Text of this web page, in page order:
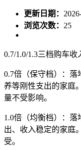
更新日期：
浏览次数： 25
0.7/1.0/1.3三档购车收
0.7倍（保守档）：落
养等刚性支出的家庭
量不受影响。
1.0倍（均衡档）：落
出、收入稳定的家庭
受。